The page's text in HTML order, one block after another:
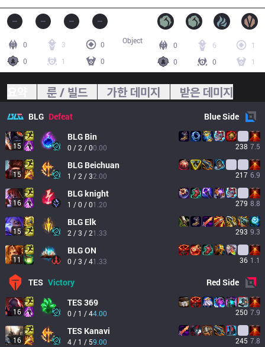
0 3
0
0
1 0
0 6
1
0
0 1
Object
룬 / 빌드 가한 데미지 받은 데미지
BLG Defeat BlueSide
15
BLG Bin
0 / 2 / 00.00 238 7.5
15
BLG Beichuan
1 / 2 / 32.00 217 6.9
16
BLGknight
1 / 0 / 01.20 279 8.8
15
BLG Elk
2 / 3 / 21.33 293 9.3
11
BLGON
0 / 3 / 41.33 36 1.1
TES Victory RedSide
16
TES369
0 / 1 / 44.00 250 7.9
16
TES Kanavi
4 / 1 / 59.00 245 7.8